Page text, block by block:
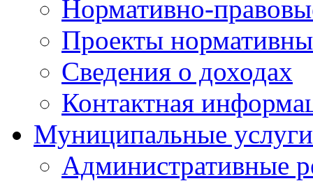
Нормативно-
Проекты
Сведения о доходах
Контактная
Муниципальные услуги
Административные